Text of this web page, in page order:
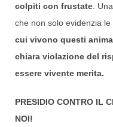
colpiti con frustate .
che non solo evidenzia
cui vivono questi
chiara violazione del
essere vivente merita.
PRESIDIO CONTRO IL
NOI!